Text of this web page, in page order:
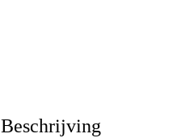
Beschrijving